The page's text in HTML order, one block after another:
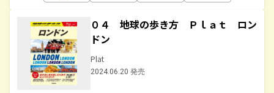
０４ 地球の歩き方 Ｐｌａｔ ロン
ドン
Plat
2024.06.20 発売